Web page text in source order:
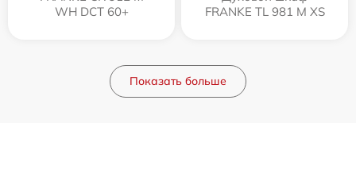
WH DCT 60+
FRANKE TL 981 M XS
Показать больше